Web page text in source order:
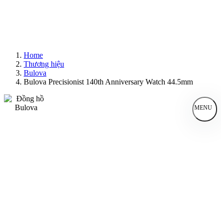
Home
Thương hiệu
Bulova
Bulova Precisionist 140th Anniversary Watch 44.5mm
MENU